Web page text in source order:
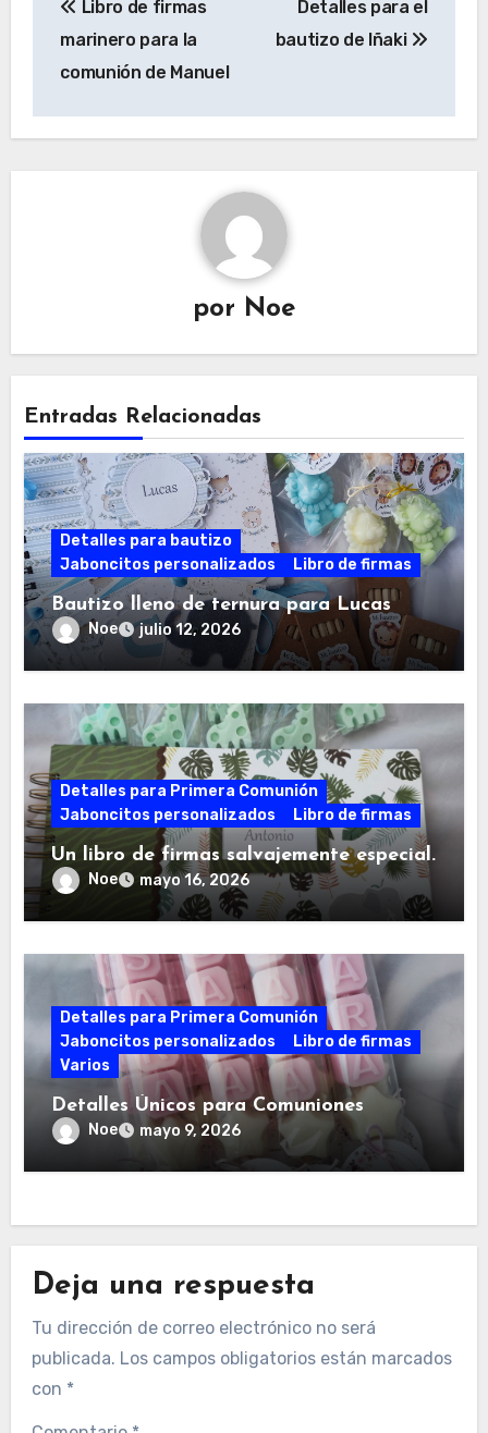
de
entradas
Libro de firmas
marinero para la
comunión de Manuel
Detalles para el
bautizo de Iñaki
por Noe
Entradas Relacionadas
Detalles para bautizo
Jaboncitos personalizados
Libro de firmas
Bautizo lleno de ternura para Lucas
Noe julio 12, 2026
Detalles para Primera Comunión
Jaboncitos personalizados
Libro de firmas
Un libro de firmas salvajemente especial.
Noe mayo 16, 2026
Detalles para Primera Comunión
Jaboncitos personalizados
Libro de firmas
Varios
Detalles Únicos para Comuniones
Noe mayo 9, 2026
Deja una respuesta
Tu dirección de correo electrónico no será
publicada. Los campos obligatorios están marcados
con *